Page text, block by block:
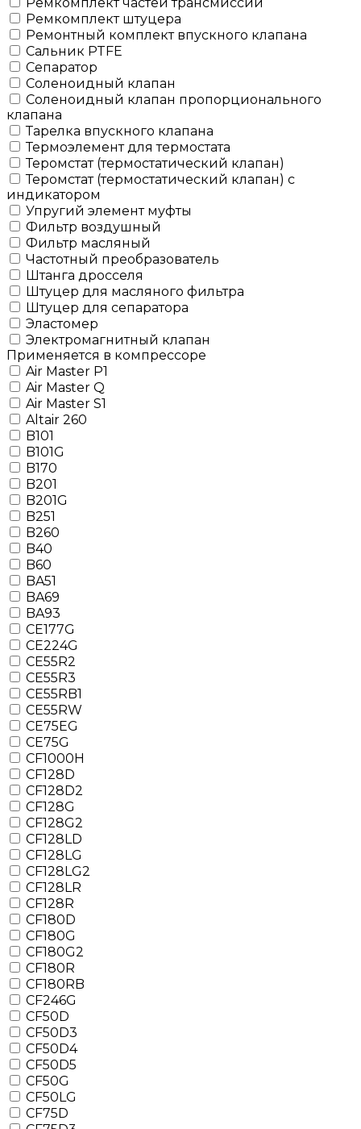
Ремкомплект штуцера
Ремонтный комплект впускного клапана
Сальник PTFE
Сепаратор
Соленоидный клапан
Соленоидный клапан пропорционального
клапана
Тарелка впускного клапана
Термоэлемент для термостата
Теромстат (термостатический клапан)
Теромстат (термостатический клапан) с
индикатором
Упругий элемент муфты
Фильтр воздушный
Фильтр масляный
Частотный преобразователь
Штанга дросселя
Штуцер для масляного фильтра
Штуцер для сепаратора
Эластомер
Электромагнитный клапан
Применяется в компрессоре
Air Master P1
Air Master Q
Air Master S1
Altair 260
B101
B101G
B170
B201
B201G
B251
B260
B40
B60
BA51
BA69
BA93
CE177G
CE224G
CE55R2
CE55R3
CE55RB1
CE55RW
CE75EG
CE75G
CF1000H
CF128D
CF128D2
CF128G
CF128G2
CF128LD
CF128LG
CF128LG2
CF128LR
CF128R
CF180D
CF180G
CF180G2
CF180R
CF180RB
CF246G
CF50D
CF50D3
CF50D4
CF50D5
CF50G
CF50LG
CF75D